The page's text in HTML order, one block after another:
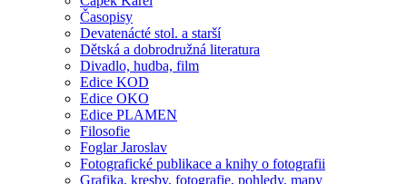
Časopisy
Devatenácté stol. a starší
Dětská a dobrodružná literatura
Divadlo, hudba, film
Edice KOD
Edice OKO
Edice PLAMEN
Filosofie
Foglar Jaroslav
Fotografické publikace a knihy o fotografii
Grafika, kresby, fotografie, pohledy, mapy